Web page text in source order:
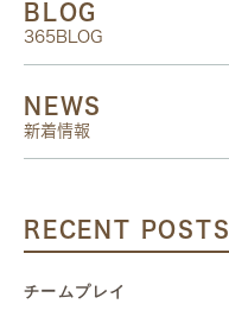
BLOG
365BLOG
NEWS
新着情報
RECENT POSTS
チームプレイ